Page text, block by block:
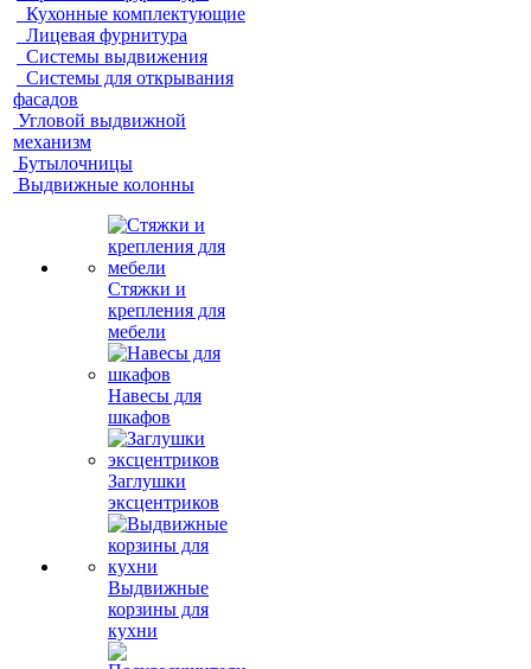
Кухонные комплектующие
Лицевая фурнитура
Системы выдвижения
Системы для открывания
фасадов
Угловой выдвижной
механизм
Бутылочницы
Выдвижные колонны
Стяжки и
крепления для
мебели
Навесы для
шкафов
Заглушки
эксцентриков
Выдвижные
корзины для
кухни